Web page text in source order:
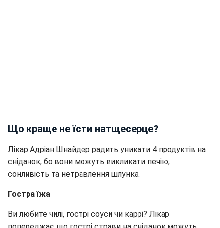
Що краще не їсти натщесерце?
Лікар Адріан Шнайдер радить уникати 4 продуктів на
сніданок, бо вони можуть викликати печію,
сонливість та нетравлення шлунка.
Гостра їжа
Ви любите чилі, гострі соуси чи каррі? Лікар